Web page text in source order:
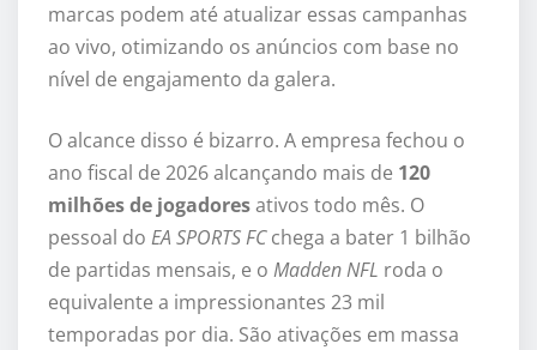
marcas podem até atualizar essas campanhas
ao vivo, otimizando os anúncios com base no
nível de engajamento da galera.
O alcance disso é bizarro. A empresa fechou o
ano fiscal de 2026 alcançando mais de 120
milhões de jogadoresativos todo mês. O
pessoal do EA SPORTS FCchega a bater 1 bilhão
de partidas mensais, e o Madden NFL roda o
equivalente a impressionantes 23 mil
temporadas por dia. São ativações em massa